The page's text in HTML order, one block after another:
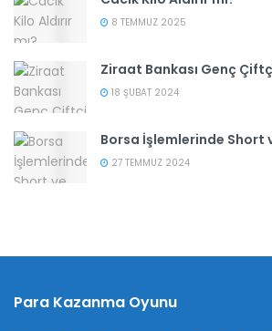
8 TEMMUZ 2025
Ziraat Bankası Genç
18 ŞUBAT 2024
Borsa İşlemlerinde Short
27 TEMMUZ 2024
Para Kazanma Oyunu